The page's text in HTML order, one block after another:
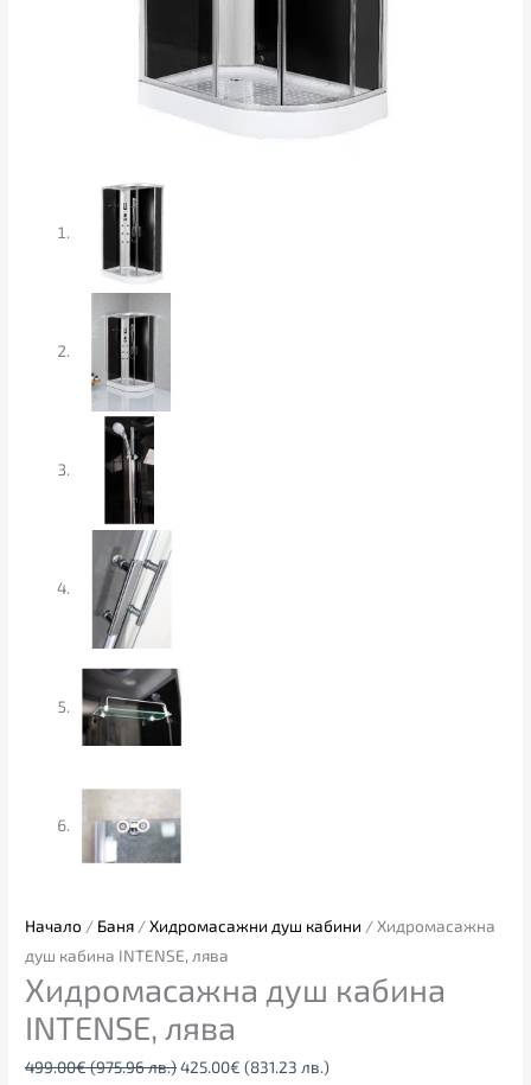
Начало / Баня /Хидромасажни душ кабини / Хидромасажна
душ кабина INTENSE, лява
Хидромасажна душ кабина
INTENSE, лява
499.00€(975.96 лв.)425.00€ (831.23 лв.)